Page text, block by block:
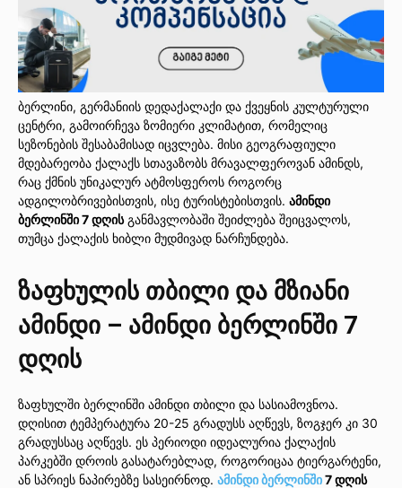
ბერლინი, გერმანიის დედაქალაქი და ქვეყნის კულტურული
ცენტრი, გამოირჩევა ზომიერი კლიმატით, რომელიც
სეზონების შესაბამისად იცვლება. მისი გეოგრაფიული
მდებარეობა ქალაქს სთავაზობს მრავალფეროვან ამინდს,
რაც ქმნის უნიკალურ ატმოსფეროს როგორც
ადგილობრივებისთვის, ისე ტურისტებისთვის. ამინდი
ბერლინში 7 დღისგანმავლობაში შეიძლება შეიცვალოს,
თუმცა ქალაქის ხიბლი მუდმივად ნარჩუნდება.
ზაფხულის თბილი და მზიანი
ამინდი – ამინდი ბერლინში 7
დღის
ზაფხულში ბერლინში ამინდი თბილი და სასიამოვნოა.
დღისით ტემპერატურა 20-25 გრადუსს აღწევს, ზოგჯერ კი 30
გრადუსსაც აღწევს. ეს პერიოდი იდეალურია ქალაქის
პარკებში დროის გასატარებლად, როგორიცაა ტიერგარტენი,
ან სპრიეს ნაპირებზე სასეირნოდ. ამინდი ბერლინში7 დღის